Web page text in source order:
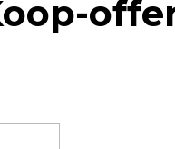
Klimaat